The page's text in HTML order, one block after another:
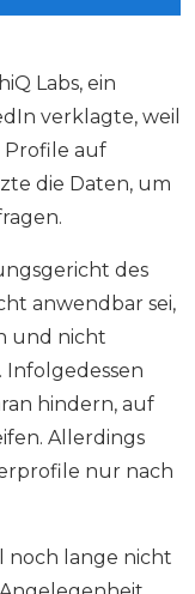
Labs, ein
verklagte, weil
Profile auf
die Daten, um
des
anwendbar sei,
und nicht
hindern, auf
Allerdings
nur nach
noch lange nicht